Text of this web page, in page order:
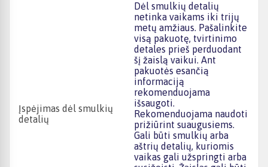
Įspėjimas dėl smulkių
detalių
Dėl smulkių detalių
netinka vaikams iki trijų
metų amžiaus. Pašalinkite
visą pakuotę, tvirtinimo
detales prieš perduodant
šį žaislą vaikui. Ant
pakuotės esančią
informaciją
rekomenduojama
išsaugoti.
Rekomenduojama naudoti
prižiūrint suaugusiems.
Gali būti smulkių arba
aštrių detalių, kuriomis
vaikas gali užspringti arba